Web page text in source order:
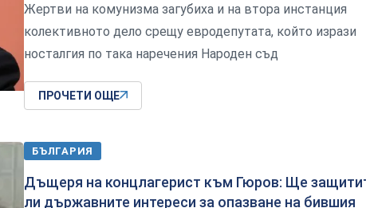
Жертви на комунизма загубиха и на втора инстанция
колективното дело срещу евродепутата, който изрази
носталгия по така наречения Народен съд
ПРОЧЕТИ ОЩЕ
БЪЛГАРИЯ
Дъщеря на концлагерист към Гюров: Ще
ли държавните интереси за опазване на бившия